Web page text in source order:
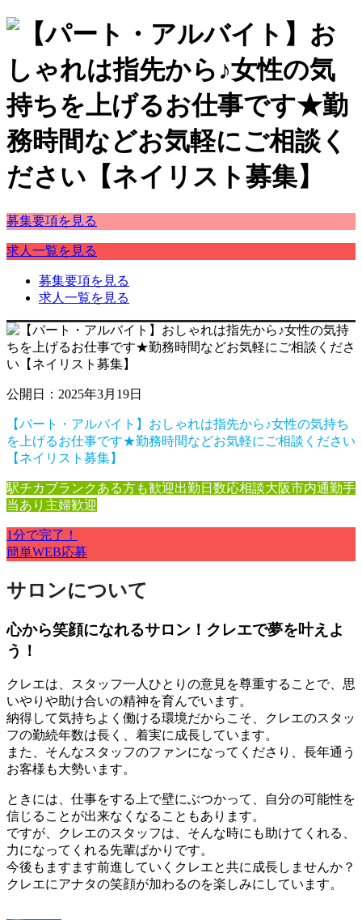
募集要項を見る
求人一覧を見る
募集要項を見る
求人一覧を見る
公開日：2025年3月19日
【パート・アルバイト】おしゃれは指先から♪女性の気持ち
を上げるお仕事です★勤務時間などお気軽にご相談ください
【ネイリスト募集】
駅チカブランクある方も歓迎出勤日数応相談大阪市内通勤手
当あり 主婦歓迎
1分で完了！
簡単WEB応募
サロンについて
心から笑顔になれるサロン！クレエで夢を叶えよ
う！
クレエは、スタッフ一人ひとりの意見を尊重することで、思
いやりや助け合いの精神を育んでいます。
納得して気持ちよく働ける環境だからこそ、クレエのスタッ
フの勤続年数は長く、着実に成長しています。
また、そんなスタッフのファンになってくださり、長年通う
お客様も大勢います。
ときには、仕事をする上で壁にぶつかって、自分の可能性を
信じることが出来なくなることもあります。
ですが、クレエのスタッフは、そんな時にも助けてくれる、
力になってくれる先輩ばかりです。
今後もますます前進していくクレエと共に成長しませんか？
クレエにアナタの笑顔が加わるのを楽しみにしています。